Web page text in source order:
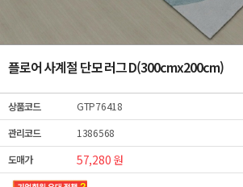
플로어 사계절 단모 러그 D(300cmx200cm)
상품코드
GTP76418
관리코드
1386568
도매가
57,280 원